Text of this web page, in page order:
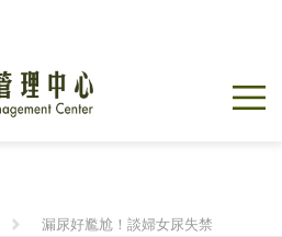
漏尿好尷尬！談婦女尿失禁